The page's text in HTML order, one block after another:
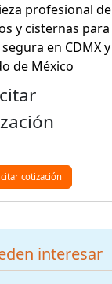
profesional de
y cisternas para
en CDMX y
de México
cotización
interesar